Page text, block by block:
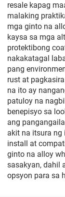
resale kapag
malaking
mga ginto na
kaysa sa mga
protektibong
nakakatagal
pang
rust at
na ito ay
patuloy na
benepisyo sa
ang
akit na itsura ng
install at
ginto na alloy
sasakyan, dahil
opsyon para sa